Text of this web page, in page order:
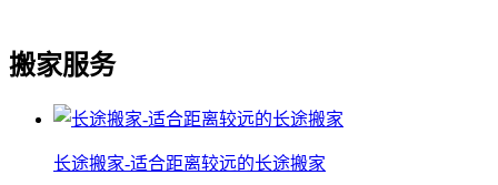
搬家服务
长途搬家-适合距离较远的长途搬家